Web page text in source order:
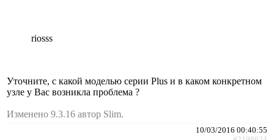
riosss
Уточните, с какой моделью серии Plus и в каком конкретном
узле у Вас возникла проблема ?
Изменено 9.3.16 автор Slim.
10/03/2016 00:40:55